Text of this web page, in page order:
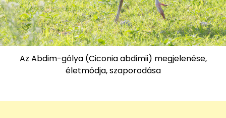
Az Abdim-gólya (Ciconia abdimii) megjelenése,
életmódja, szaporodása